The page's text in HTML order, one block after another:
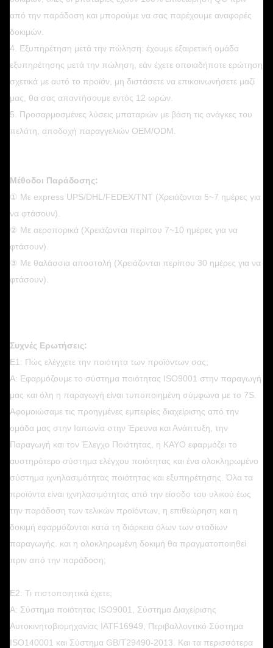
από την παράδοση και μπορούμε να σας παρέχουμε αναφορές
δοκιμών.
4. Εξυπηρέτηση μετά την πώληση: έχουμε εξαιρετική ομάδα
εξυπηρέτησης μετά την πώληση, εάν έχετε οποιαδήποτε ερώτηση
σχετικά με αυτό το προϊόν, μη διστάσετε να επικοινωνήσετε μαζί
μας, θα σας απαντήσουμε εντός 12 ωρών.
5. Προσαρμοσμένες λύσεις μπαταριών με βάση τις ανάγκες του
πελάτη, αποδοχή παραγγελιών OEM/ODM.
Μέθοδοι Παράδοσης:
① Με express UPS/DHL/FEDEX/TNT (Χρειάζονται 5~7 ημέρες για
να φτάσουν).
② Με αεροπορικά (Χρειάζονται περίπου 7~10 ημέρες για να
φτάσουν).
③ Με θαλάσσια αποστολή (Χρειάζονται περίπου 30 ημέρες για να
φτάσουν).
Συχνές Ερωτήσεις:
Ε1: Πώς ελέγχετε την ποιότητα των προϊόντων σας;
Α: Εφαρμόζουμε το σύστημα ποιότητας ISO9001 στην παραγωγή
μας και όλη η παραγωγή είναι τυποποιημένη σύμφωνα με το 7S.
Αφομοιώσαμε τις προηγμένες εμπειρίες διαχείρισης από την
ομάδα μας στην Ιαπωνία στην Έρευνα και Ανάπτυξη, την
Παραγωγή και τον Έλεγχο Ποιότητας, η KAYO εφαρμόζει το
αυστηρότερο σύστημα ελέγχου ποιότητας και ένα ολοκληρωμένο
σύστημα ιχνηλασιμότητας ποιότητας και εξυπηρέτησης. Όλα τα
προϊόντα είναι ιχνηλασιμότητας από την είσοδο του υλικού έως
την παράδοση των τελικών προϊόντων, η επιθεώρηση και η
δοκιμή εφαρμόζονται κατά τη διάρκεια όλων των σταδίων
παραγωγής. και η ολοκληρωμένη δοκιμή θα πραγματοποιηθεί
πριν από την παράδοση;
Ε2: Τι πιστοποιητικά έχετε;
Α: Σύστημα ποιότητας ISO9001, Σύστημα Διαχείρισης
Αυτοκινητοβιομηχανίας IATF16949, Περιβαλλοντικό Σύστημα
ISO140001 και Σύστημα GB/T29490-2013. Και τα περισσότερα